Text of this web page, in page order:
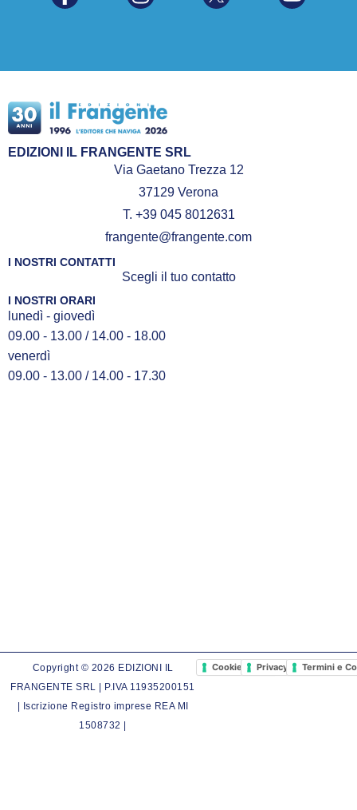
EDIZIONI IL FRANGENTE SRL
Via Gaetano Trezza 12
37129 Verona
T. +39 045 8012631
frangente@frangente.com
I NOSTRI CONTATTI
Scegli il tuo contatto
I NOSTRI ORARI
lunedì - giovedì
09.00 - 13.00 / 14.00 - 18.00
venerdì
09.00 - 13.00 / 14.00 - 17.30
Copyright © 2026 EDIZIONI IL
FRANGENTE SRL | P.IVA 11935200151
| Iscrizione Registro imprese REA MI
1508732 |
Cookie PolicyPrivacy PolicyTermini e